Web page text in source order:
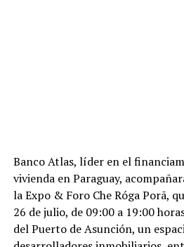
Banco Atlas, líder en el
vivienda en Paraguay,
la Expo & Foro Che Róga Porã,
26 de julio, de 09:00 a 19:00
del Puerto de Asunción, un